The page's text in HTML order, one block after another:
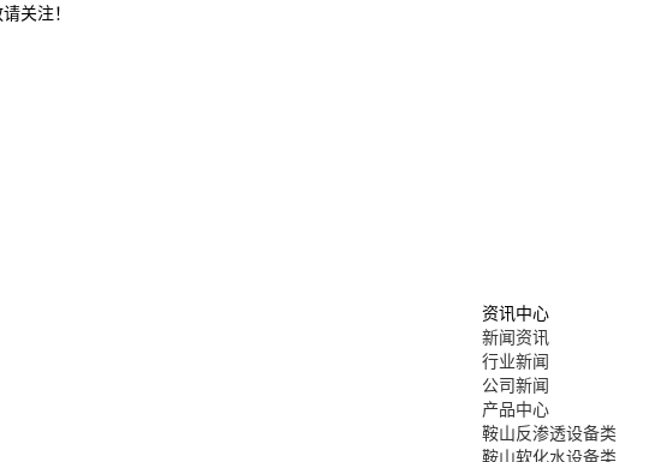
关注！
资讯中心
新闻资讯
行业新闻
公司新闻
产品中心
鞍山反渗透设备类
鞍山软化水设备类